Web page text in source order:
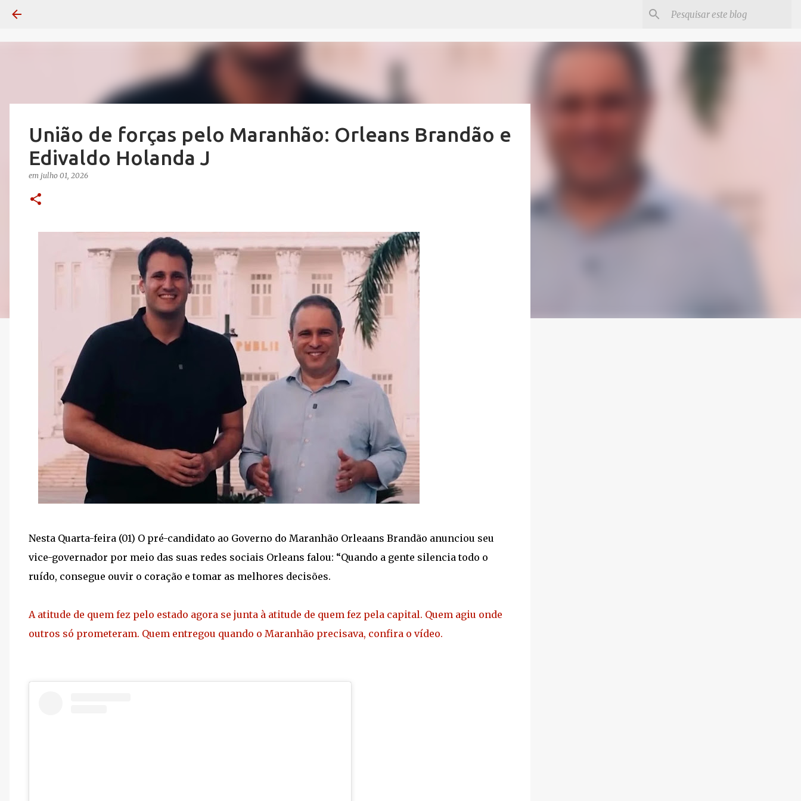
União de forças pelo Maranhão: Orleans Brandão e
Edivaldo Holanda J
em julho 01, 2026
Nesta Quarta-feira (01) O pré-candidato ao Governo do Maranhão Orleaans Brandão anunciou seu
vice-governador por meio das suas redes sociais Orleans falou: “Quando a gente silencia todo o
ruído, consegue ouvir o coração e tomar as melhores decisões.
A atitude de quem fez pelo estado agora se junta à atitude de quem fez pela capital. Quem agiu onde
outros só prometeram. Quem entregou quando o Maranhão precisava, confira o vídeo.